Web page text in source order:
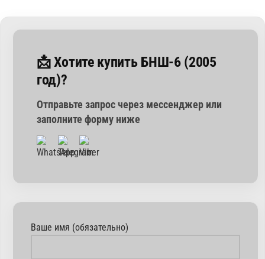
📩 Хотите купить БНШ-6 (2005
год)?
Отправьте запрос через мессенджер или
заполните форму ниже
Ваше имя (обязательно)